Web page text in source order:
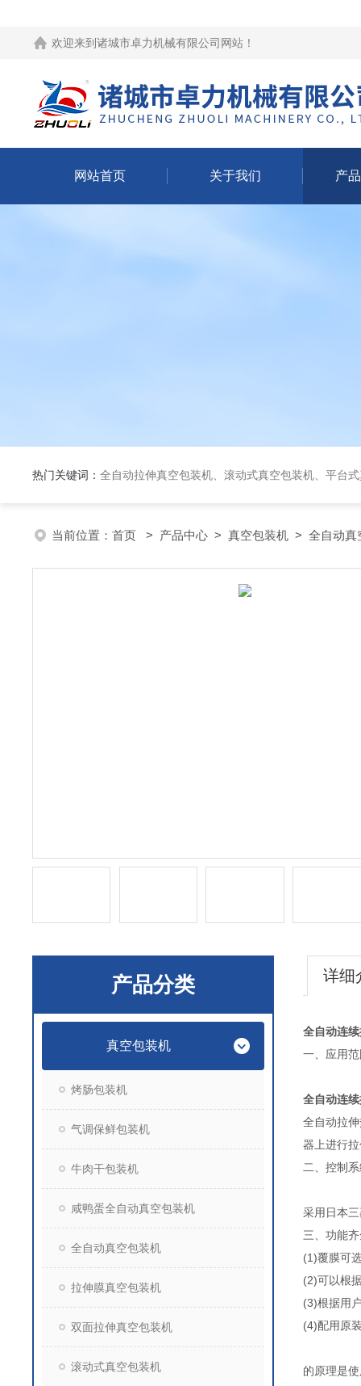
欢迎来到 诸城市卓力机械有限公司网站 ！
网站首页 关于我们 产
热门关键词： 全自动拉伸真空包装机、滚动式真空包装机、平台式真空包装机、大米定量
当前位置： 首页 > 产品中心 > 真空包装机 > 全自动真
产品分类
真空包装机
烤肠包装机
气调保鲜包装机
牛肉干包装机
咸鸭蛋全自动真空包装机
全自动真空包装机
拉伸膜真空包装机
双面拉伸真空包装机
滚动式真空包装机
详细
全自动连
一、应用
全自动连
全自动拉
器上进行
二、控制
采用日本
三、功能
(1)覆膜可
(2)可以根
(3)根据用
(4)配用原
的原理是